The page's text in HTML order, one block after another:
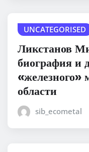
UNCATEGORISED
Ликстанов
биография и
«железного»
области
sib_ecometal